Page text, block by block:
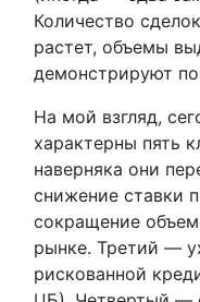
Количество
растет, объемы
демонстрируют
На мой взгляд,
характерны пять
наверняка они
снижение ставки
сокращение
рынке. Третий —
рискованной